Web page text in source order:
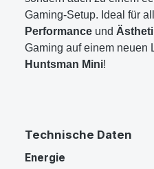
Gaming-Setup. Ideal für
Performance und
Gaming auf einem neuen
Huntsman Mini!
Technische Daten
Energie